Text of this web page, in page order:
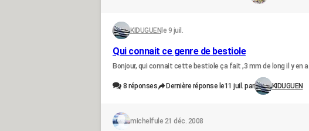
KIDUGUEN le 9 juil.
Qui connait ce genre de bestiole
Bonjour, qui connait cette bestiole ça fait ,3 mm de long il y en
8 réponses Dernière réponse le11 juil. par KIDUGUEN
michelfu le 21 déc. 2008